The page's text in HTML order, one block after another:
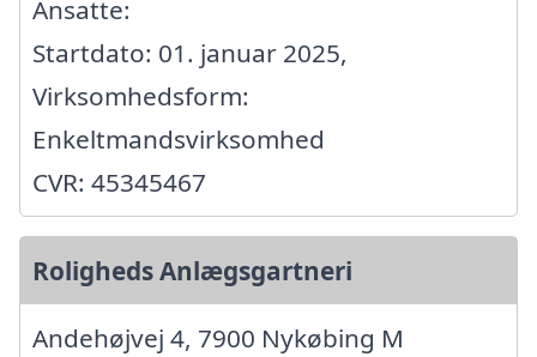
Ansatte:
Startdato: 01. januar 2025,
Virksomhedsform:
Enkeltmandsvirksomhed
CVR: 45345467
Roligheds Anlægsgartneri
Andehøjvej 4, 7900 Nykøbing M